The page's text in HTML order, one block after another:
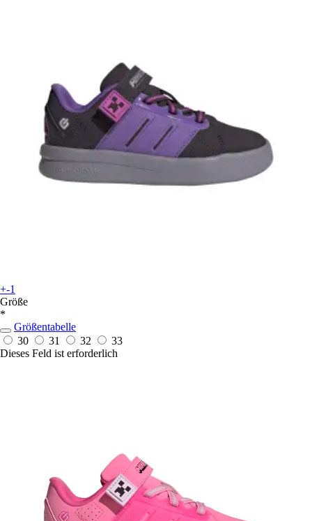
+-1
Größe
*
Größentabelle
30
31 32
33
Dieses Feld ist erforderlich